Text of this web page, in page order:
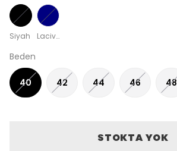
Siyah Lacivert
Beden
40 42 44 46 48
STOKTA YOK